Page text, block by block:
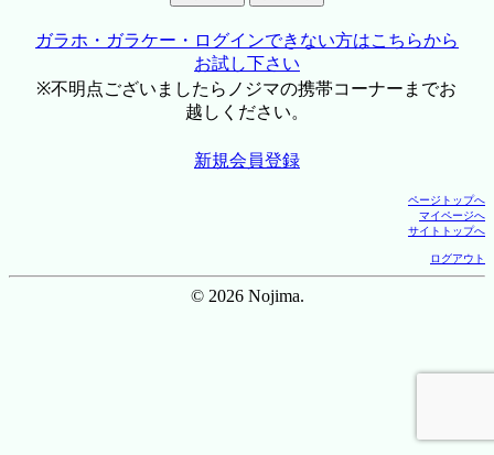
ガラホ・ガラケー・ログインできない方はこちらから
お試し下さい
※不明点ございましたらノジマの携帯コーナーまでお
越しください。
新規会員登録
ページトップへ
マイページへ
サイトトップへ
ログアウト
© 2026 Nojima.